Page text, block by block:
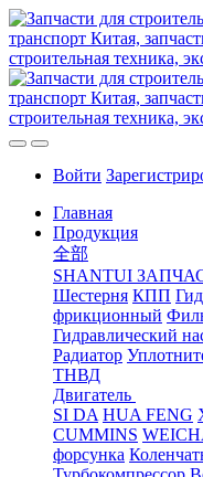
Войти
Главная
Продукция
全部
SHANTUI
Шестерня КПП
фрикционный
Гидравлический
Радиатор
ТНВД
Двигатель
SI DA HUA FENG
CUMMINS
форсунка